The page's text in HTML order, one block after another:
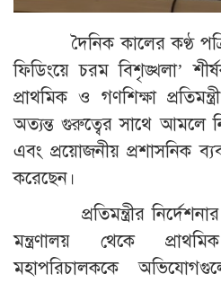
দৈনিক কালের কণ্ঠ
ফিডিংয়ে চরম বিশৃঙ্খলা’
প্রাথমিক ও গণশিক্ষা
অত্যন্ত গুরুত্বের সাথে আমলে
এবং প্রয়োজনীয় প্রশাসনিক
করেছেন।
প্রতিমন্ত্রীর নির্দেশনার
মন্ত্রণালয় থেকে
মহাপরিচালককে